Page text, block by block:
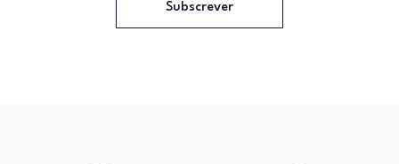
Subscrever